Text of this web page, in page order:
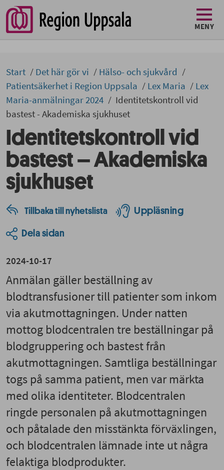
MENY
Start Det här gör vi
Hälso- och sjukvård
Patientsäkerhet i Region Uppsala
Lex Maria
Lex
Maria-anmälningar 2024
Identitetskontroll vid
bastest - Akademiska sjukhuset
Identitetskontroll vid
bastest – Akademiska
sjukhuset
Tillbaka till nyhetslista Uppläsning
Dela sidan
2024-10-17
Anmälan gäller beställning av
blodtransfusioner till patienter som inkom
via akutmottagningen. Under natten
mottog blodcentralen tre beställningar på
blodgruppering och bastest från
akutmottagningen. Samtliga beställningar
togs på samma patient, men var märkta
med olika identiteter. Blodcentralen
ringde personalen på akutmottagningen
och påtalade den misstänkta förväxlingen,
och blodcentralen lämnade inte ut några
felaktiga blodprodukter.